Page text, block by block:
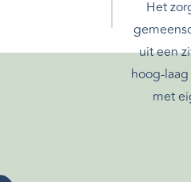
Het
uit een
hoog-
met